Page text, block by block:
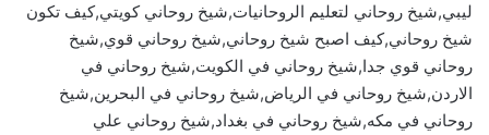
ليبي,شيخ روحاني لتعليم الروحانيات,شيخ روحاني كويتي,كيف تكون
شيخ روحاني,كيف اصبح شيخ روحاني,شيخ روحاني قوي,شيخ
روحاني قوي جدا,شيخ روحاني في الكويت,شيخ روحاني في
الاردن,شيخ روحاني في الرياض,شيخ روحاني في البحرين,شيخ
روحاني في مكه,شيخ روحاني في بغداد,شيخ روحاني علي